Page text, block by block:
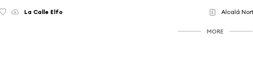
La Calle Elfo E Alcalá
MORE